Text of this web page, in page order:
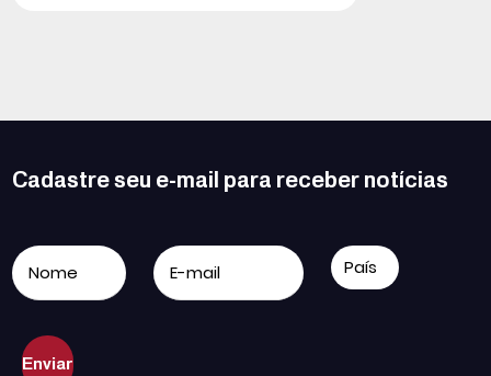
Cadastre seu e-mail para receber notícias